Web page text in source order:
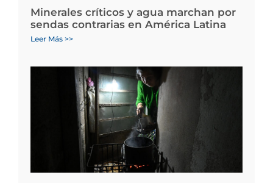
Minerales críticos y agua marchan por
sendas contrarias en América Latina
Leer Más >>